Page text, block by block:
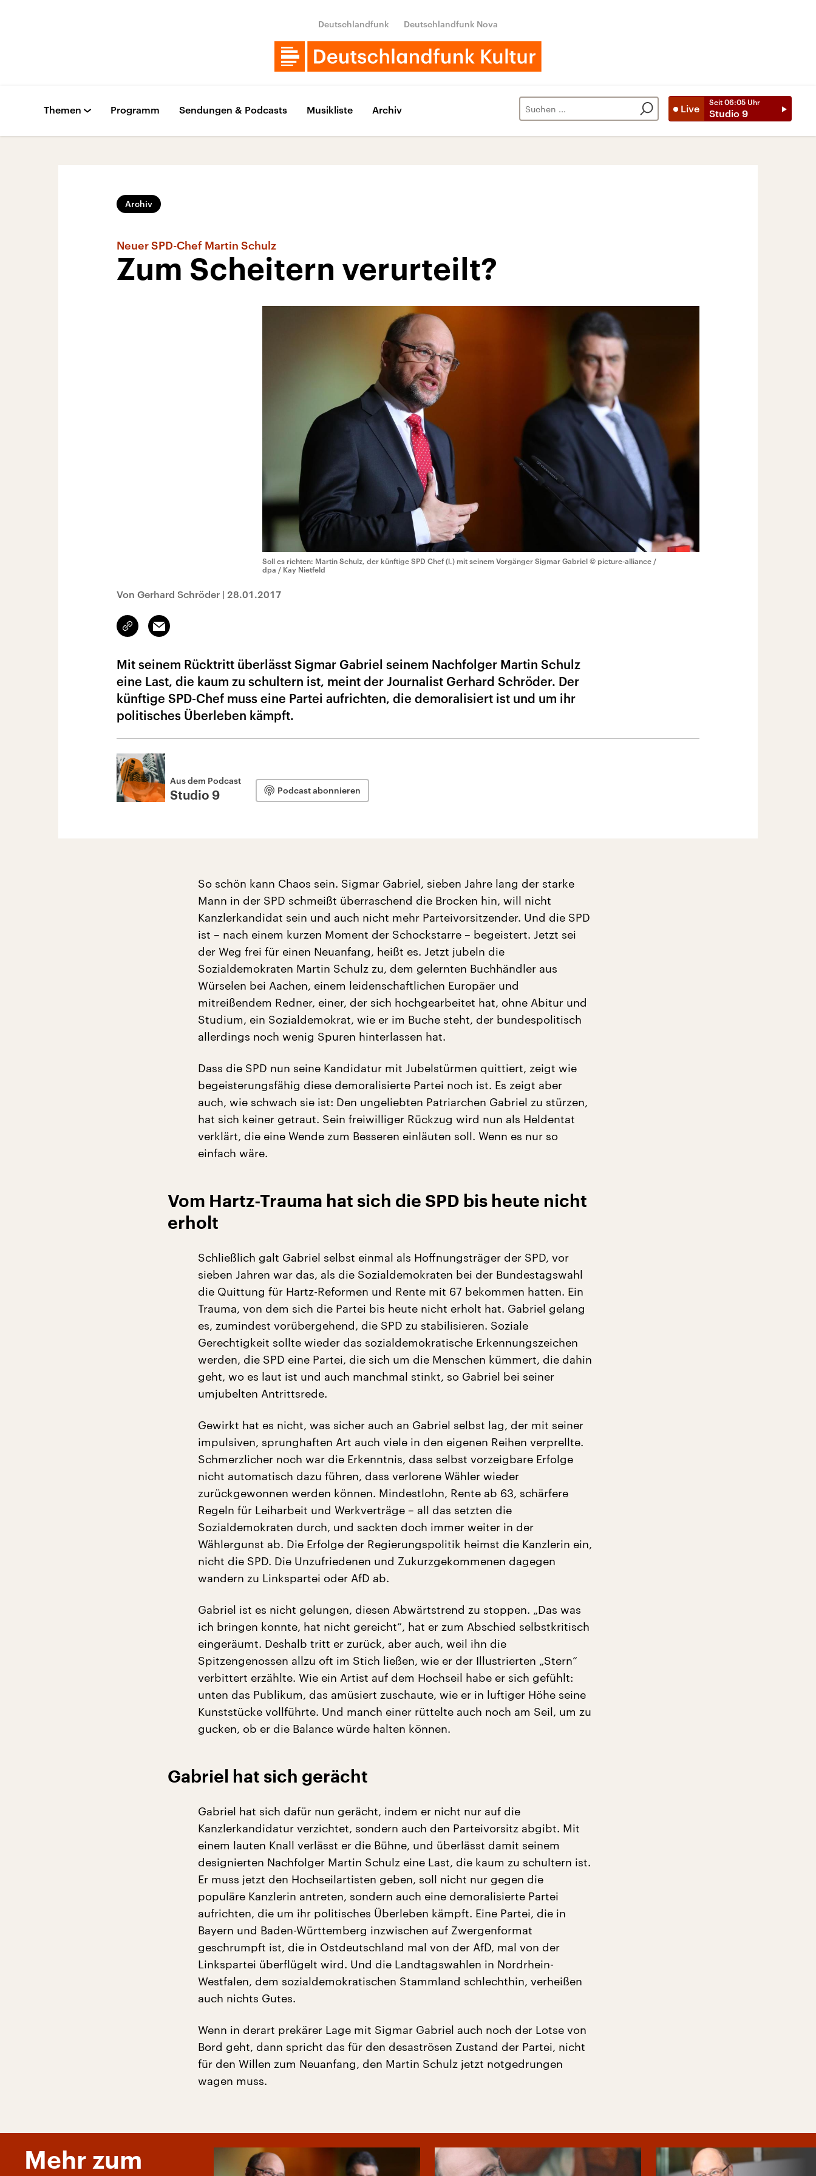
Deutschlandfunk Deutschlandfunk Nova
Live
Seit 06:05 Uhr
Studio 9
Themen Programm Sendungen & Podcasts Musikliste Archiv
Archiv
Neuer SPD-Chef Martin Schulz
Zum Scheitern verurteilt?
Soll es richten: Martin Schulz, der künftige SPD Chef (l.) mit seinem Vorgänger Sigmar Gabriel © picture-alliance /
dpa / Kay Nietfeld
Von Gerhard Schröder | 28.01.2017
Link
kopieren/teilen
Email
Mit seinem Rücktritt überlässt Sigmar Gabriel seinem Nachfolger Martin Schulz
eine Last, die kaum zu schultern ist, meint der Journalist Gerhard Schröder. Der
künftige SPD-Chef muss eine Partei aufrichten, die demoralisiert ist und um ihr
politisches Überleben kämpft.
Aus dem Podcast
Studio 9 Podcast abonnieren
So schön kann Chaos sein. Sigmar Gabriel, sieben Jahre lang der starke
Mann in der SPD schmeißt überraschend die Brocken hin, will nicht
Kanzlerkandidat sein und auch nicht mehr Parteivorsitzender. Und die SPD
ist – nach einem kurzen Moment der Schockstarre – begeistert. Jetzt sei
der Weg frei für einen Neuanfang, heißt es. Jetzt jubeln die
Sozialdemokraten Martin Schulz zu, dem gelernten Buchhändler aus
Würselen bei Aachen, einem leidenschaftlichen Europäer und
mitreißendem Redner, einer, der sich hochgearbeitet hat, ohne Abitur und
Studium, ein Sozialdemokrat, wie er im Buche steht, der bundespolitisch
allerdings noch wenig Spuren hinterlassen hat.
Dass die SPD nun seine Kandidatur mit Jubelstürmen quittiert, zeigt wie
begeisterungsfähig diese demoralisierte Partei noch ist. Es zeigt aber
auch, wie schwach sie ist: Den ungeliebten Patriarchen Gabriel zu stürzen,
hat sich keiner getraut. Sein freiwilliger Rückzug wird nun als Heldentat
verklärt, die eine Wende zum Besseren einläuten soll. Wenn es nur so
einfach wäre.
Vom Hartz-Trauma hat sich die SPD bis heute nicht
erholt
Schließlich galt Gabriel selbst einmal als Hoffnungsträger der SPD, vor
sieben Jahren war das, als die Sozialdemokraten bei der Bundestagswahl
die Quittung für Hartz-Reformen und Rente mit 67 bekommen hatten. Ein
Trauma, von dem sich die Partei bis heute nicht erholt hat. Gabriel gelang
es, zumindest vorübergehend, die SPD zu stabilisieren. Soziale
Gerechtigkeit sollte wieder das sozialdemokratische Erkennungszeichen
werden, die SPD eine Partei, die sich um die Menschen kümmert, die dahin
geht, wo es laut ist und auch manchmal stinkt, so Gabriel bei seiner
umjubelten Antrittsrede.
Gewirkt hat es nicht, was sicher auch an Gabriel selbst lag, der mit seiner
impulsiven, sprunghaften Art auch viele in den eigenen Reihen verprellte.
Schmerzlicher noch war die Erkenntnis, dass selbst vorzeigbare Erfolge
nicht automatisch dazu führen, dass verlorene Wähler wieder
zurückgewonnen werden können. Mindestlohn, Rente ab 63, schärfere
Regeln für Leiharbeit und Werkverträge – all das setzten die
Sozialdemokraten durch, und sackten doch immer weiter in der
Wählergunst ab. Die Erfolge der Regierungspolitik heimst die Kanzlerin ein,
nicht die SPD. Die Unzufriedenen und Zukurzgekommenen dagegen
wandern zu Linkspartei oder AfD ab.
Gabriel ist es nicht gelungen, diesen Abwärtstrend zu stoppen. „Das was
ich bringen konnte, hat nicht gereicht“, hat er zum Abschied selbstkritisch
eingeräumt. Deshalb tritt er zurück, aber auch, weil ihn die
Spitzengenossen allzu oft im Stich ließen, wie er der Illustrierten „Stern“
verbittert erzählte. Wie ein Artist auf dem Hochseil habe er sich gefühlt:
unten das Publikum, das amüsiert zuschaute, wie er in luftiger Höhe seine
Kunststücke vollführte. Und manch einer rüttelte auch noch am Seil, um zu
gucken, ob er die Balance würde halten können.
Gabriel hat sich gerächt
Gabriel hat sich dafür nun gerächt, indem er nicht nur auf die
Kanzlerkandidatur verzichtet, sondern auch den Parteivorsitz abgibt. Mit
einem lauten Knall verlässt er die Bühne, und überlässt damit seinem
designierten Nachfolger Martin Schulz eine Last, die kaum zu schultern ist.
Er muss jetzt den Hochseilartisten geben, soll nicht nur gegen die
populäre Kanzlerin antreten, sondern auch eine demoralisierte Partei
aufrichten, die um ihr politisches Überleben kämpft. Eine Partei, die in
Bayern und Baden-Württemberg inzwischen auf Zwergenformat
geschrumpft ist, die in Ostdeutschland mal von der AfD, mal von der
Linkspartei überflügelt wird. Und die Landtagswahlen in Nordrhein-
Westfalen, dem sozialdemokratischen Stammland schlechthin, verheißen
auch nichts Gutes.
Wenn in derart prekärer Lage mit Sigmar Gabriel auch noch der Lotse von
Bord geht, dann spricht das für den desaströsen Zustand der Partei, nicht
für den Willen zum Neuanfang, den Martin Schulz jetzt notgedrungen
wagen muss.
Mehr zum